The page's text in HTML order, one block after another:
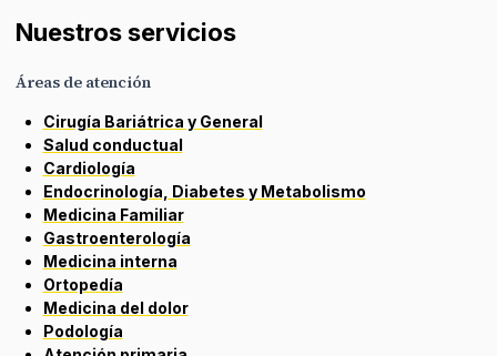
Nuestros servicios
Áreas de atención
Cirugía Bariátrica y General
Salud conductual
Cardiología
Endocrinología, Diabetes y Metabolismo
Medicina Familiar
Gastroenterología
Medicina interna
Ortopedía
Medicina del dolor
Podología